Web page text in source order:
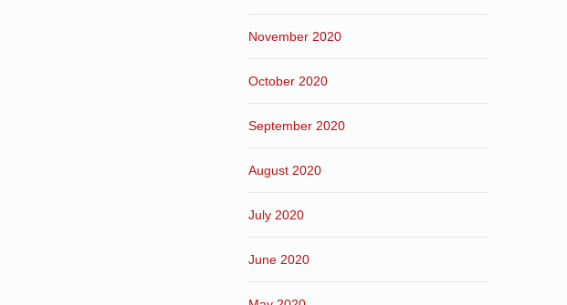
November 2020
October 2020
September 2020
August 2020
July 2020
June 2020